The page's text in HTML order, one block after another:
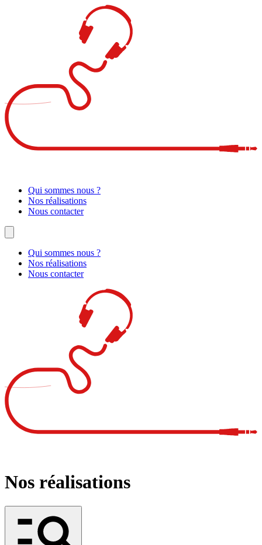
Qui sommes nous ?
Nos réalisations
Nous contacter
Qui sommes nous ?
Nos réalisations
Nous contacter
Nos réalisations